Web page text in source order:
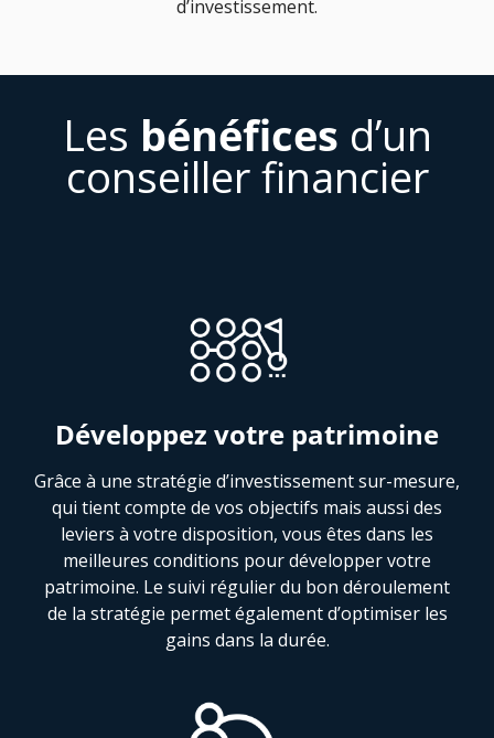
d’investissement.
Les bénéfices d’un
conseiller financier
Développez votre patrimoine
Grâce à une stratégie d’investissement sur-mesure,
qui tient compte de vos objectifs mais aussi des
leviers à votre disposition, vous êtes dans les
meilleures conditions pour développer votre
patrimoine. Le suivi régulier du bon déroulement
de la stratégie permet également d’optimiser les
gains dans la durée.